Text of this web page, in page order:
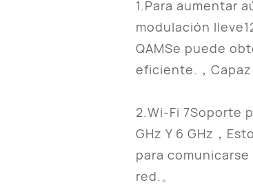
1.Para aumentar
modulación
QAMSe puede
eficiente.，Capaz
2.Wi-Fi 7Soporte
GHz Y 6 GHz，
para
red.。